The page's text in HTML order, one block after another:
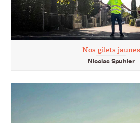
Nos gilets jaunes
Nicolas Spuhler